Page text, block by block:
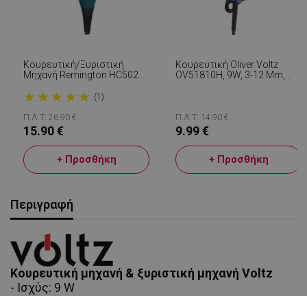
Κουρευτική/Ξυριστική
Μηχανή Remington HC5020,
Μεγέθη Από 3-18mm,
★ ★ ★ ★ ★ (1)
Π.Λ.Τ: 26.90 €
15.90 €
+ Προσθήκη
Κουρευτική Oliver Voltz
OV51810H, 9W, 3-12 Mm,
Π.Λ.Τ: 14.90 €
9.99 €
+ Προσθήκη
Περιγραφή
Κουρευτική μηχανή & ξυριστική μηχανή Voltz
- Ισχύς: 9 W